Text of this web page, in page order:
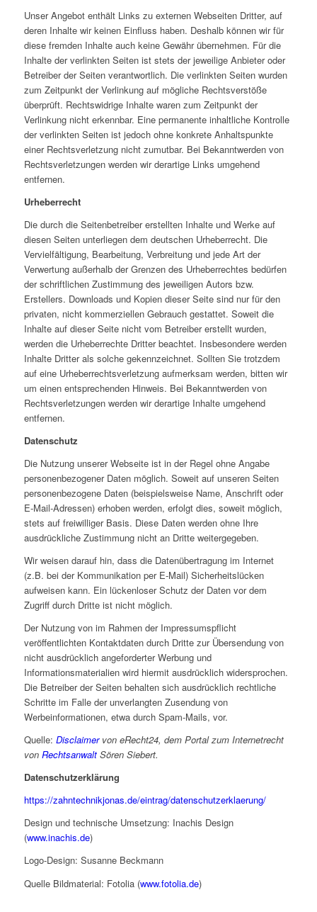
Unser Angebot enthält Links zu externen Webseiten Dritter, auf
deren Inhalte wir keinen Einfluss haben. Deshalb können wir für
diese fremden Inhalte auch keine Gewähr übernehmen. Für die
Inhalte der verlinkten Seiten ist stets der jeweilige Anbieter oder
Betreiber der Seiten verantwortlich. Die verlinkten Seiten wurden
zum Zeitpunkt der Verlinkung auf mögliche Rechtsverstöße
überprüft. Rechtswidrige Inhalte waren zum Zeitpunkt der
Verlinkung nicht erkennbar. Eine permanente inhaltliche Kontrolle
der verlinkten Seiten ist jedoch ohne konkrete Anhaltspunkte
einer Rechtsverletzung nicht zumutbar. Bei Bekanntwerden von
Rechtsverletzungen werden wir derartige Links umgehend
entfernen.
Urheberrecht
Die durch die Seitenbetreiber erstellten Inhalte und Werke auf
diesen Seiten unterliegen dem deutschen Urheberrecht. Die
Vervielfältigung, Bearbeitung, Verbreitung und jede Art der
Verwertung außerhalb der Grenzen des Urheberrechtes bedürfen
der schriftlichen Zustimmung des jeweiligen Autors bzw.
Erstellers. Downloads und Kopien dieser Seite sind nur für den
privaten, nicht kommerziellen Gebrauch gestattet. Soweit die
Inhalte auf dieser Seite nicht vom Betreiber erstellt wurden,
werden die Urheberrechte Dritter beachtet. Insbesondere werden
Inhalte Dritter als solche gekennzeichnet. Sollten Sie trotzdem
auf eine Urheberrechtsverletzung aufmerksam werden, bitten wir
um einen entsprechenden Hinweis. Bei Bekanntwerden von
Rechtsverletzungen werden wir derartige Inhalte umgehend
entfernen.
Datenschutz
Die Nutzung unserer Webseite ist in der Regel ohne Angabe
personenbezogener Daten möglich. Soweit auf unseren Seiten
personenbezogene Daten (beispielsweise Name, Anschrift oder
E-Mail-Adressen) erhoben werden, erfolgt dies, soweit möglich,
stets auf freiwilliger Basis. Diese Daten werden ohne Ihre
ausdrückliche Zustimmung nicht an Dritte weitergegeben.
Wir weisen darauf hin, dass die Datenübertragung im Internet
(z.B. bei der Kommunikation per E-Mail) Sicherheitslücken
aufweisen kann. Ein lückenloser Schutz der Daten vor dem
Zugriff durch Dritte ist nicht möglich.
Der Nutzung von im Rahmen der Impressumspflicht
veröffentlichten Kontaktdaten durch Dritte zur Übersendung von
nicht ausdrücklich angeforderter Werbung und
Informationsmaterialien wird hiermit ausdrücklich widersprochen.
Die Betreiber der Seiten behalten sich ausdrücklich rechtliche
Schritte im Falle der unverlangten Zusendung von
Werbeinformationen, etwa durch Spam-Mails, vor.
Quelle: Disclaimervon eRecht24, dem Portal zum Internetrecht
von RechtsanwaltSören Siebert.
Datenschutzerklärung
https://zahntechnikjonas.de/eintrag/datenschutzerklaerung/
Design und technische Umsetzung: Inachis Design
(www.inachis.de)
Logo-Design: Susanne Beckmann
Quelle Bildmaterial: Fotolia (www.fotolia.de)